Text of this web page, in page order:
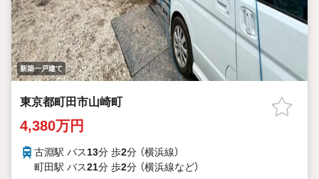
新築一戸建て
東京都町田市山崎町
4,380万円
古淵駅 バス13分 歩2分 （横浜線）
町田駅 バス21分 歩2分 （横浜線など）